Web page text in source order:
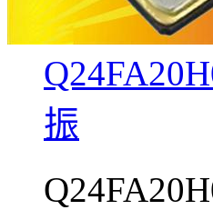
振